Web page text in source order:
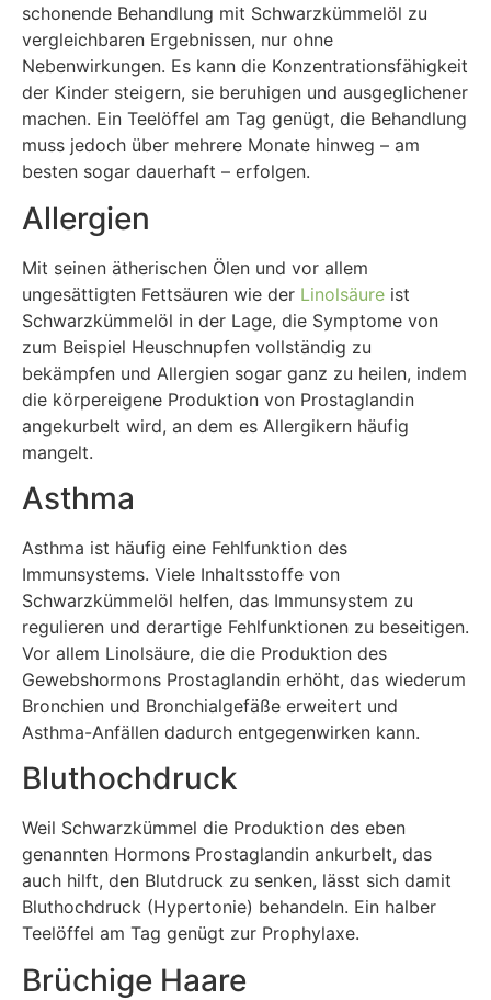
schonende Behandlung mit Schwarzkümmelöl zu
vergleichbaren Ergebnissen, nur ohne
Nebenwirkungen. Es kann die Konzentrationsfähigkeit
der Kinder steigern, sie beruhigen und ausgeglichener
machen. Ein Teelöffel am Tag genügt, die Behandlung
muss jedoch über mehrere Monate hinweg – am
besten sogar dauerhaft – erfolgen.
Allergien
Mit seinen ätherischen Ölen und vor allem
ungesättigten Fettsäuren wie der Linolsäure ist
Schwarzkümmelöl in der Lage, die Symptome von
zum Beispiel Heuschnupfen vollständig zu
bekämpfen und Allergien sogar ganz zu heilen, indem
die körpereigene Produktion von Prostaglandin
angekurbelt wird, an dem es Allergikern häufig
mangelt.
Asthma
Asthma ist häufig eine Fehlfunktion des
Immunsystems. Viele Inhaltsstoffe von
Schwarzkümmelöl helfen, das Immunsystem zu
regulieren und derartige Fehlfunktionen zu beseitigen.
Vor allem Linolsäure, die die Produktion des
Gewebshormons Prostaglandin erhöht, das wiederum
Bronchien und Bronchialgefäße erweitert und
Asthma-Anfällen dadurch entgegenwirken kann.
Bluthochdruck
Weil Schwarzkümmel die Produktion des eben
genannten Hormons Prostaglandin ankurbelt, das
auch hilft, den Blutdruck zu senken, lässt sich damit
Bluthochdruck (Hypertonie) behandeln. Ein halber
Teelöffel am Tag genügt zur Prophylaxe.
Brüchige Haare